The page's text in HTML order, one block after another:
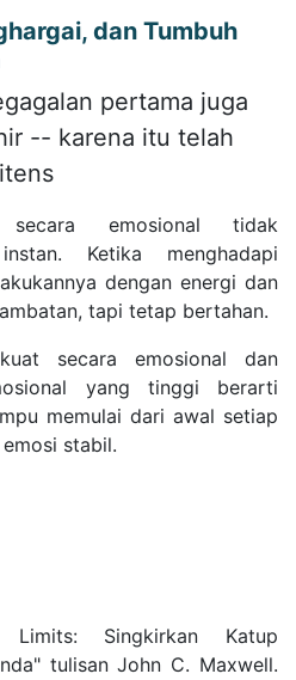
dan Tumbuh
pertama juga
-- karena itu telah
emosional tidak
Ketika menghadapi
dengan energi dan
tapi tetap bertahan.
secara emosional dan
yang tinggi berarti
memulai dari awal setiap
stabil.
Singkirkan Katup
tulisan John C. Maxwell.